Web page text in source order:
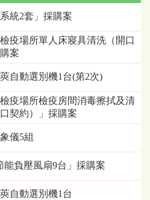
系統2套」採購案
檢疫場所單人床寢具清洗（開口
案
自動選別機1台(第2次)
檢疫場所檢疫房間消毒擦拭及清
契約）」採購案
儀5組
能負壓風扇9台」採購案
自動選別機1台